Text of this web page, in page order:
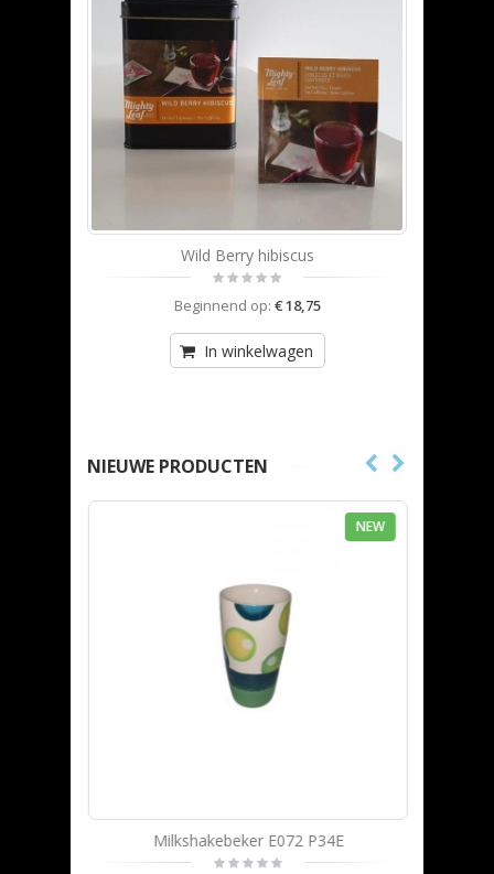
Wild Berry hibiscus
Beginnend op: € 18,75
In winkelwagen
NIEUWE PRODUCTEN
NEW
Milkshakebeker E072 P34E